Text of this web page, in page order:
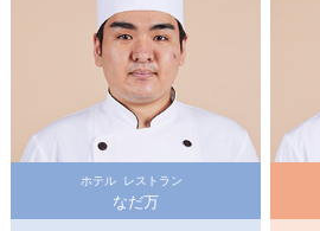
ホテル レストラン
なだ万